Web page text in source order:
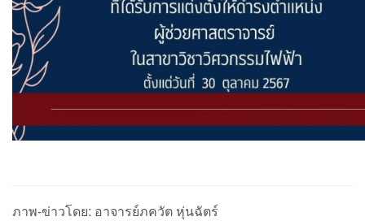
ภาพ-ข่าวโดย: อาจารย์ภควัต หุ่นฉัตร์